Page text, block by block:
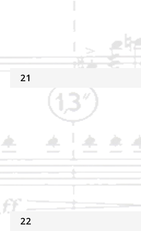
21
22